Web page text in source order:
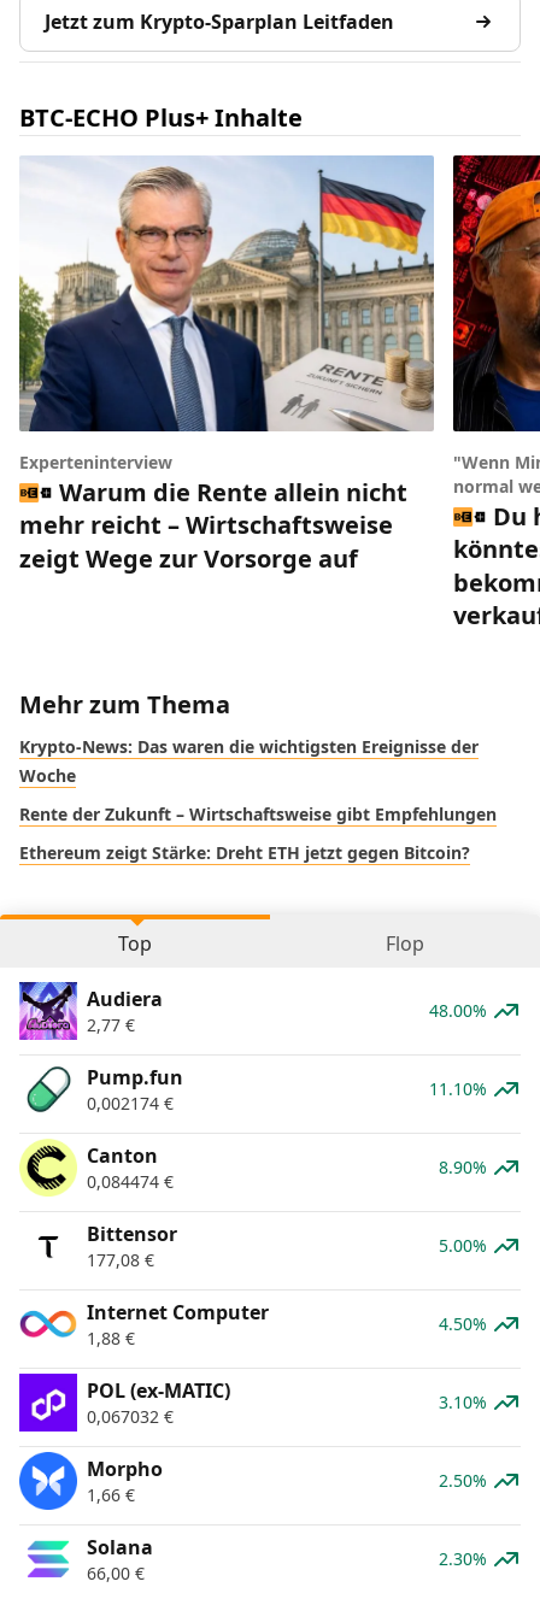
Jetzt zum Krypto-Sparplan Leitfaden
BTC-ECHO Plus+ Inhalte
Experteninterview
Warum die Rente allein nicht
mehr reicht – Wirtschaftsweise
zeigt Wege zur Vorsorge auf
"Wenn
normal
Du
Mehr zum Thema
Krypto-News: Das waren die wichtigsten Ereignisse der
Woche
Rente der Zukunft – Wirtschaftsweise gibt Empfehlungen
Ethereum zeigt Stärke: Dreht ETH jetzt gegen Bitcoin?
Top Flop
Audiera
2,77 €
48.00%
Pump.fun
0,002174 €
11.10%
Canton
0,084474 €
8.90%
Bittensor
177,08 €
5.00%
Internet Computer
1,88 €
4.50%
POL (ex-MATIC)
0,067032 €
3.10%
Morpho
1,66 €
2.50%
Solana
66,00 €
2.30%